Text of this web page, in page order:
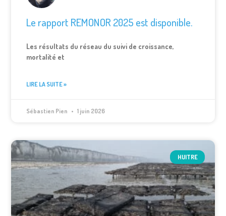
Le rapport REMONOR 2025 est disponible.
Les résultats du réseau du suivi de croissance,
mortalité et
LIRE LA SUITE »
Sébastien Pien 1 juin 2026
HUITRE